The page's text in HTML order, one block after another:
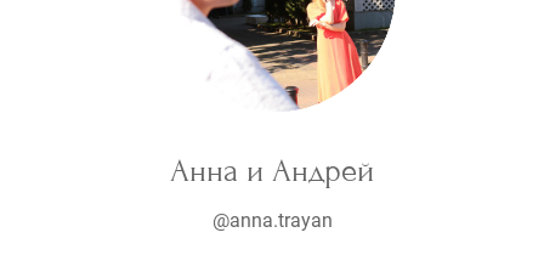
Анна и Андрей
@anna.trayan